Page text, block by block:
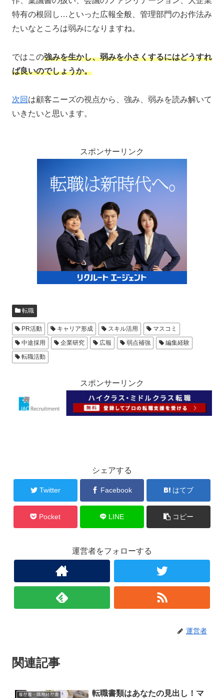
特有の根回し…といった広報全般、管理部門のお作法み
たいなところは弱みになりますね。
ではこの強みを生かし、弱みを小さくするにはどうすれ
ば良いのでしょうか。
次回 は顧客ニーズの視点から、強み、弱みを読み解いて
いきたいと思います。
スポンサーリンク
転職
PR活動 キャリア形成 スキル活用
マスコミ
中途採用
企業研究 広報 弱点補強
編集経験
転職活動
スポンサーリンク
シェアする
Twitter Facebook はてブ
Pocket LINE コピー
運営者をフォローする
運営者
関連記事
履歴書・職務経歴書
転職書類はあなたの見出し！マ